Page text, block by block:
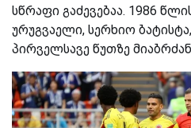
სწრაფი გაძევებაა. 1986
ურუგვაელი, სერხიო
პირველსავე წუთზე